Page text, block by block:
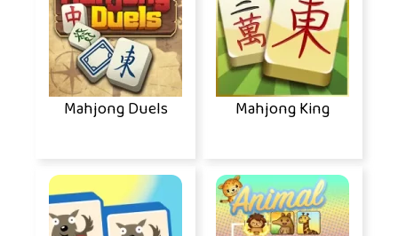
Mahjong Duels Mahjong King